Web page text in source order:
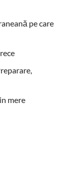
pe care
mere